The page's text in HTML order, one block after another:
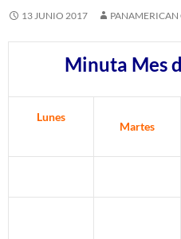
13 JUNIO 2017 PANAMERICAN
Minuta Mes
Lunes
Martes